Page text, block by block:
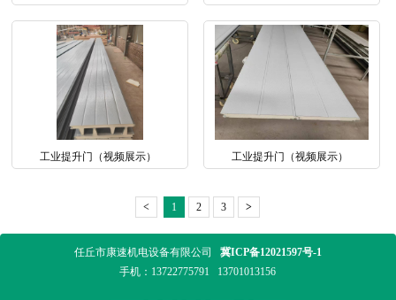
工业提升门（视频展示） 工业提升门（视频展示）
< 1 2 3 >
任丘市康速机电设备有限公司 冀ICP备12021597号-1
手机： 13722775791 13701013156